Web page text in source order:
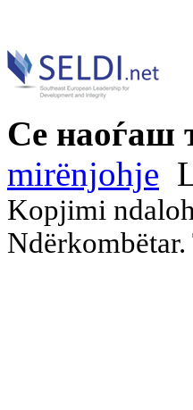
Се наоѓаш
mirënjohje
Kopjimi